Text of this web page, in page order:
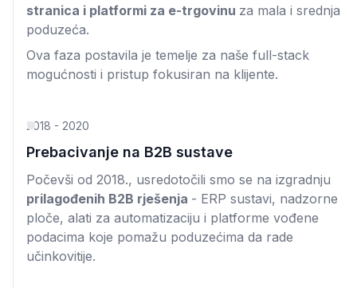
stranica i platformi za e-trgovinu za mala i srednja
poduzeća.
Ova faza postavila je temelje za naše full-stack
mogućnosti i pristup fokusiran na klijente.
2018 - 2020
Prebacivanje na B2B sustave
Počevši od 2018., usredotočili smo se na izgradnju
prilagođenih B2B rješenja - ERP sustavi, nadzorne
ploče, alati za automatizaciju i platforme vođene
podacima koje pomažu poduzećima da rade
učinkovitije.